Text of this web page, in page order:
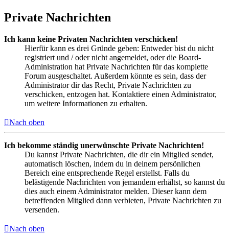
Private Nachrichten
Ich kann keine Privaten Nachrichten verschicken!
Hierfür kann es drei Gründe geben: Entweder bist du nicht
registriert und / oder nicht angemeldet, oder die Board-
Administration hat Private Nachrichten für das komplette
Forum ausgeschaltet. Außerdem könnte es sein, dass der
Administrator dir das Recht, Private Nachrichten zu
verschicken, entzogen hat. Kontaktiere einen Administrator,
um weitere Informationen zu erhalten.
Nach oben
Ich bekomme ständig unerwünschte Private Nachrichten!
Du kannst Private Nachrichten, die dir ein Mitglied sendet,
automatisch löschen, indem du in deinem persönlichen
Bereich eine entsprechende Regel erstellst. Falls du
belästigende Nachrichten von jemandem erhältst, so kannst du
dies auch einem Administrator melden. Dieser kann dem
betreffenden Mitglied dann verbieten, Private Nachrichten zu
versenden.
Nach oben